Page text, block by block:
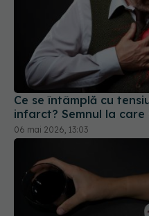
Ce se întâmplă cu
infarct? Semnul la
06 mai 2026, 13:03